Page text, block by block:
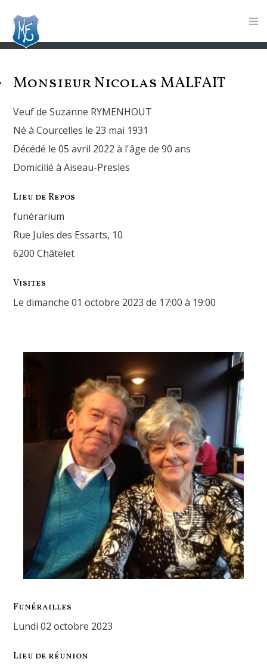
Monsieur Nicolas MALFAIT
Veuf de Suzanne RYMENHOUT
Né à Courcelles le 23 mai 1931
Décédé le 05 avril 2022 à l'âge de 90 ans
Domicilié à Aiseau-Presles
Lieu de Repos
funérarium
Rue Jules des Essarts, 10
6200 Châtelet
Visites
Le dimanche 01 octobre 2023 de 17:00 à 19:00
Funérailles
lundi 02 octobre 2023
Lieu de réunion